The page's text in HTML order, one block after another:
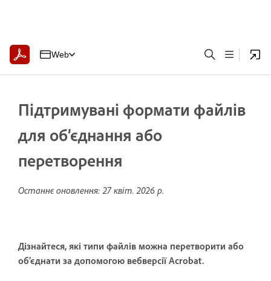
Web
Підтримувані формати файлів
для об’єднання або
перетворення
Останнє оновлення:27 квіт. 2026 р.
Дізнайтеся, які типи файлів можна перетворити або
об’єднати за допомогою вебверсії Acrobat.